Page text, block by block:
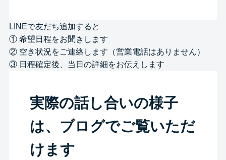
LINEで友だち追加すると
① 希望日程をお聞きします
② 空き状況をご連絡します（営業電話はありません）
③ 日程確定後、当日の詳細をお伝えします
実際の話し合いの様子
は、ブログでご覧いただ
けます